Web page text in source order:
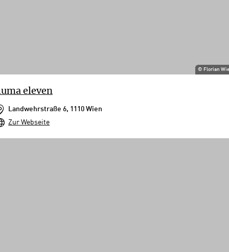
© Florian
eleven
Landwehrstraße 6, 1110 Wien
Zur Webseite